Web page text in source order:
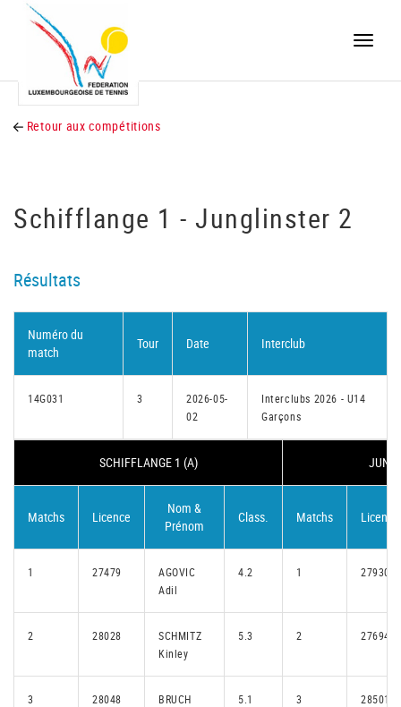
Toggle
Retour aux compétitions
Schifflange 1 - Junglinster 2
Résultats
Numéro du
match
Tour Date Interclub
14G031 3
2026-05-
02
Interclubs 2026 - U14
Garçons
SCHIFFLANGE 1 (A)
Matchs Licence
Nom &
Prénom
Class. Matchs Licence
1 27479
AGOVIC
Adil
4.2 1 27930
2 28028
SCHMITZ
Kinley
5.3 2 27694
3 28048
BRUCH
5.1 3 28501